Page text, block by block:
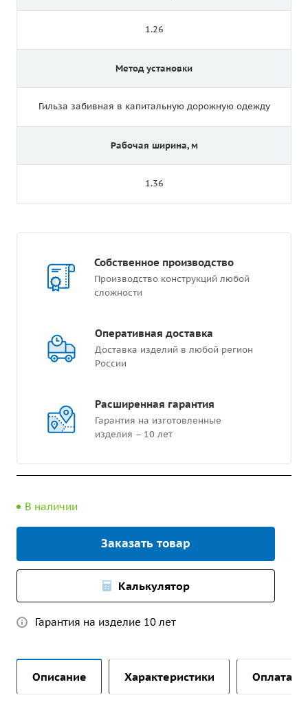
1.26
Метод установки
Гильза забивная в капитальную дорожную одежду
Рабочая ширина, м
1.36
Собственное производство
Производство конструкций любой
сложности
Оперативная доставка
Доставка изделий в любой регион
России
Расширенная гарантия
Гарантия на изготовленные
изделия – 10 лет
В наличии
Заказать товар
Калькулятор
Гарантия на изделие 10 лет
Описание Характеристики Оплата и